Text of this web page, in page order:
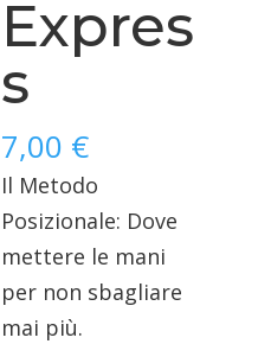
Expres
s
7,00 €
Il Metodo
Posizionale: Dove
mettere le mani
per non sbagliare
mai più.